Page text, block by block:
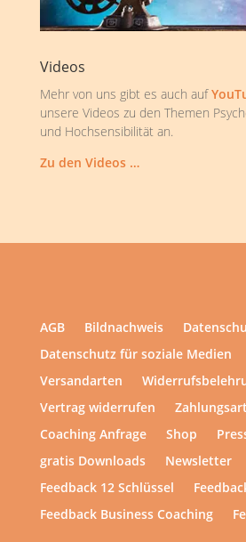
Videos
Mehr von uns gibt es auch auf
unsere Videos zu den Themen
und Hochsensibilität an.
Zu den Videos …
AGB Bildnachweis
Datenschutz für soziale Medien
Versandarten
Vertrag widerrufen
Coaching Anfrage
Shop
gratis Downloads
Newsletter
Feedback 12 Schlüssel
Feedback Business Coaching